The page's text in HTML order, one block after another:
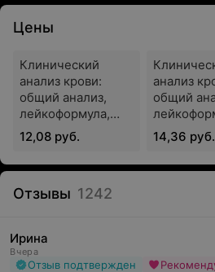
обратиться непосредственно
отправки результатов на
посещения офиса.
исследований:
гормональные исследования;
исследования
Цены
Клинический
анализ крови:
общий анализ,
лейкоформула,
СОЭ
12,08 руб.
анализ
общий
СОЭ (с
«ручной»
14,36 руб.
Отзывы 1242
Ирина
Вчера
Отзыв подтвержден